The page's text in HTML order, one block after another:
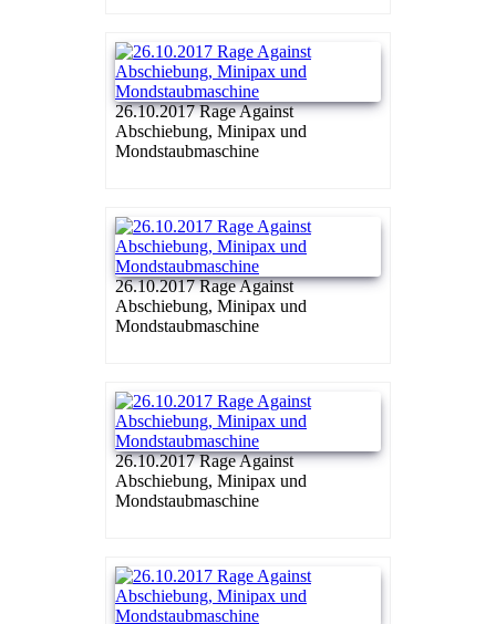
26.10.2017 Rage Against
Abschiebung, Minipax und
Mondstaubmaschine
26.10.2017 Rage Against
Abschiebung, Minipax und
Mondstaubmaschine
26.10.2017 Rage Against
Abschiebung, Minipax und
Mondstaubmaschine